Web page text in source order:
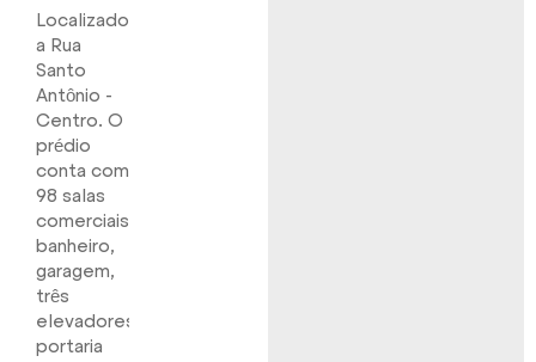
Localizado
a Rua
Santo
Antônio -
Centro. O
prédio
conta com
98 salas
comerciais,
banheiro,
garagem,
três
elevadores,
portaria